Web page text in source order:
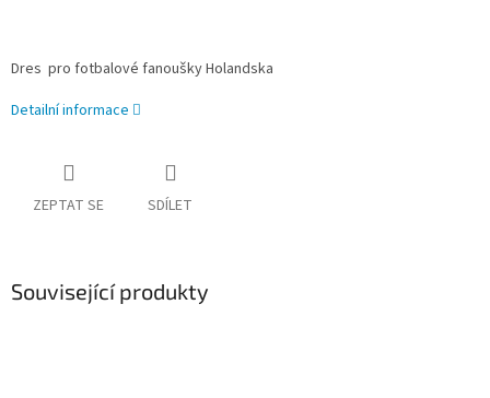
Dres pro fotbalové fanoušky Holandska
Detailní informace
ZEPTAT SE SDÍLET
Související produkty